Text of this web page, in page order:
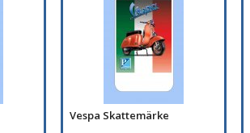
Vespa Skattemärke